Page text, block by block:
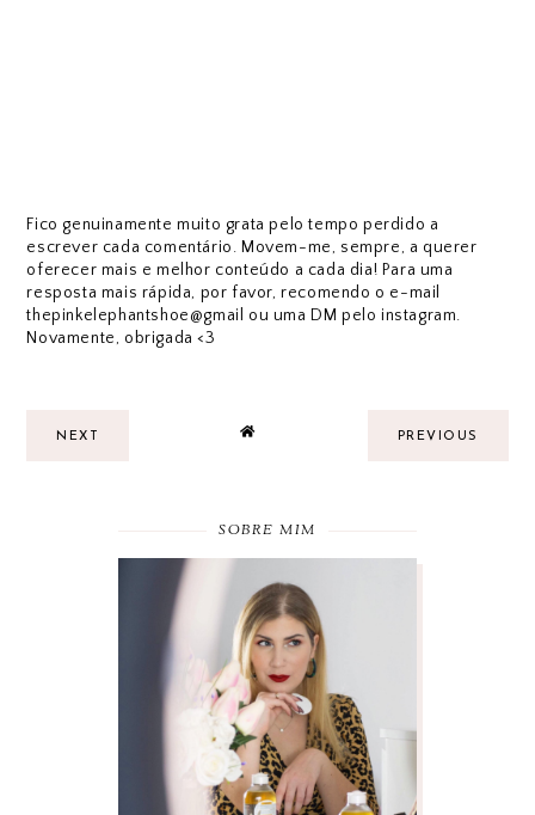
Fico genuinamente muito grata pelo tempo perdido a
escrever cada comentário. Movem-me, sempre, a querer
oferecer mais e melhor conteúdo a cada dia! Para uma
resposta mais rápida, por favor, recomendo o e-mail
thepinkelephantshoe@gmail ou uma DM pelo instagram.
Novamente, obrigada <3
NEXT PREVIOUS
SOBRE MIM